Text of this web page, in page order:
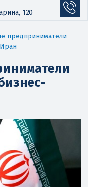
120
предприниматели